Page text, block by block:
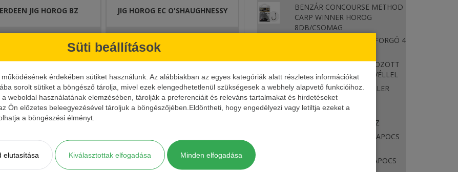
Süti beállítások
érdekében sütiket használunk. Az alábbiakban az egyes kategóriák alatt részletes információkat
sorolt sütiket a böngésző tárolja, mivel ezek elengedhetetlenül szükségesek a webhely alapvető funkcióihoz.
weboldal használatának elemzésében, tárolják a preferenciáit és releváns tartalmakat és hirdetéseket
Ön előzetes beleegyezésével tároljuk a böngészőjében.Eldöntheti, hogy engedélyezi vagy letiltja ezeket a
a böngészési élményt.
elutasítása Kiválasztottak elfogadása Minden elfogadása
JIG HOROG BZ
Részletek
JIG HOROG EC O'SHAUGHNESSY
Részletek
BENZÁR CONCOURSE METHOD
CARP WINNER HOROG
8DB/CSOMAG
BIZTONSÁGI KAPCSOS FORGÓ 4
BKK TITAN DIVER SÚLYOZOTT
SWIMBAIT HOROG +LEVÉLLEL
CARP EXPERT BOJLIROLLER
CARP EXPERT CSŐR
BOJLIPUMPÁHOZ OLASZ
CARP EXPERT CSÚSZÓKAPOCS
CARP EXPERT FORGÓKAPOCS